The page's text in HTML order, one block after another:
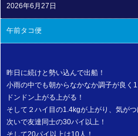
2026年6月27日
午前タコ便
昨日に続けと勢い込んで出船！
小雨の中でも朝からなかなか調子が良く
ドンドン上がる上がる！
そして２ハイ目の1.4kgが上がり、気が
次いで友達同士の30パイ以上！
そして20パイ以上は10人！